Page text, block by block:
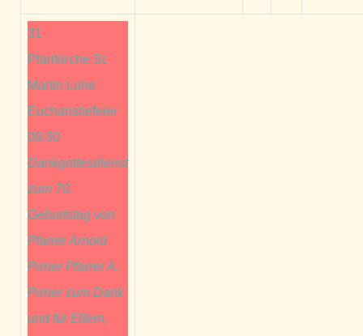
31
Pfarrkirche St.
Martin Luhe
Eucharistiefeier
09:30
Dankgottesdienst
zum 70.
Geburtstag von
Pfarrer Arnold
Pirner Pfarrer A.
Pirner zum Dank
und für Eltern,